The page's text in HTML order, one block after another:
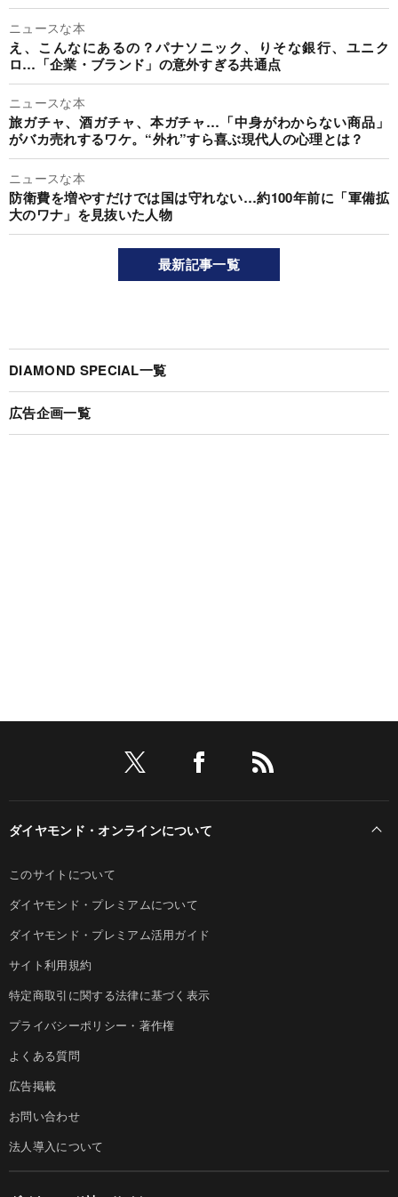
ニュースな本
え、こんなにあるの？パナソニック、りそな銀行、ユニク
ロ…「企業・ブランド」の意外すぎる共通点
ニュースな本
旅ガチャ、酒ガチャ、本ガチャ…「中身がわからない商品」
がバカ売れするワケ。“外れ”すら喜ぶ現代人の心理とは？
ニュースな本
防衛費を増やすだけでは国は守れない…約100年前に「軍備拡
大のワナ」を見抜いた人物
最新記事一覧
DIAMOND SPECIAL一覧
広告企画一覧
ダイヤモンド・オンラインについて
このサイトについて
ダイヤモンド・プレミアムについて
ダイヤモンド・プレミアム活用ガイド
サイト利用規約
特定商取引に関する法律に基づく表示
プライバシーポリシー・著作権
よくある質問
広告掲載
お問い合わせ
法人導入について